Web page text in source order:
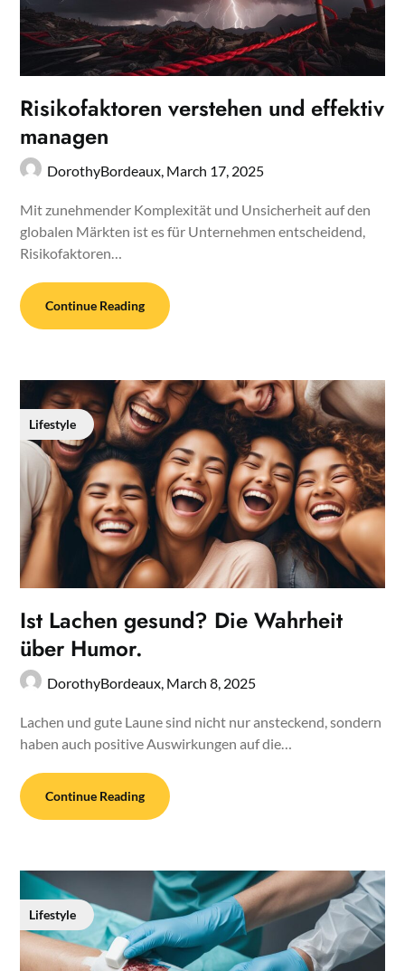
Risikofaktoren verstehen und effektiv
managen
DorothyBordeaux, March 17, 2025
Mit zunehmender Komplexität und Unsicherheit auf den
globalen Märkten ist es für Unternehmen entscheidend,
Risikofaktoren…
Continue Reading
Lifestyle
Ist Lachen gesund? Die Wahrheit
über Humor.
DorothyBordeaux, March 8, 2025
Lachen und gute Laune sind nicht nur ansteckend, sondern
haben auch positive Auswirkungen auf die…
Continue Reading
Lifestyle